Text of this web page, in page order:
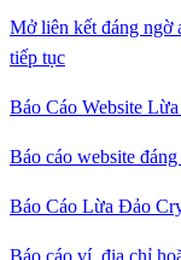
Mở liên kết đáng ngờ
tiếp tục
Báo Cáo Website
Báo cáo website
Báo Cáo Lừa Đảo